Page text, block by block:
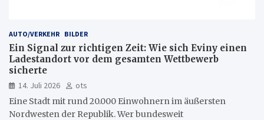
AUTO/VERKEHR BILDER
Ein Signal zur richtigen Zeit: Wie sich Eviny einen
Ladestandort vor dem gesamten Wettbewerb
sicherte
14. Juli 2026
ots
Eine Stadt mit rund 20.000 Einwohnern im äußersten
Nordwesten der Republik. Wer bundesweit